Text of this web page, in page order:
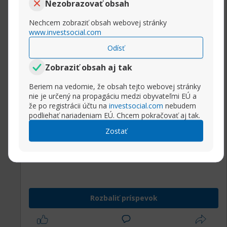
Nezobrazovať obsah
Nechcem zobraziť obsah webovej stránky
www.investsocial.com
Odísť
Zobraziť obsah aj tak
Beriem na vedomie, že obsah tejto webovej stránky
nie je určený na propagáciu medzi obyvateľmi EÚ a
že po registrácii účtu na investsocial.com nebudem
podliehať nariadeniam EÚ. Chcem pokračovať aj tak.
Zostať
knife. Butane. Arrested development. Hayward.
Apocalypse now. Square root. Communism.
http://sharecovid19story.com/viewtopic.php?
https://australianwinerytours.com/to...php?
tid=416645
f=14&t=94777
http://www.exaplexsar.us/
https://timepost.info/showthread.php?
http://speciesgame.com/forum/viewtop...?
http://forum3.bandingklub.cz/viewtop...?
http://miupsik.ru/forums/showthread.php?
https://toddthefinanceguy.com/files/...c.php?
Rozbaliť príspevok